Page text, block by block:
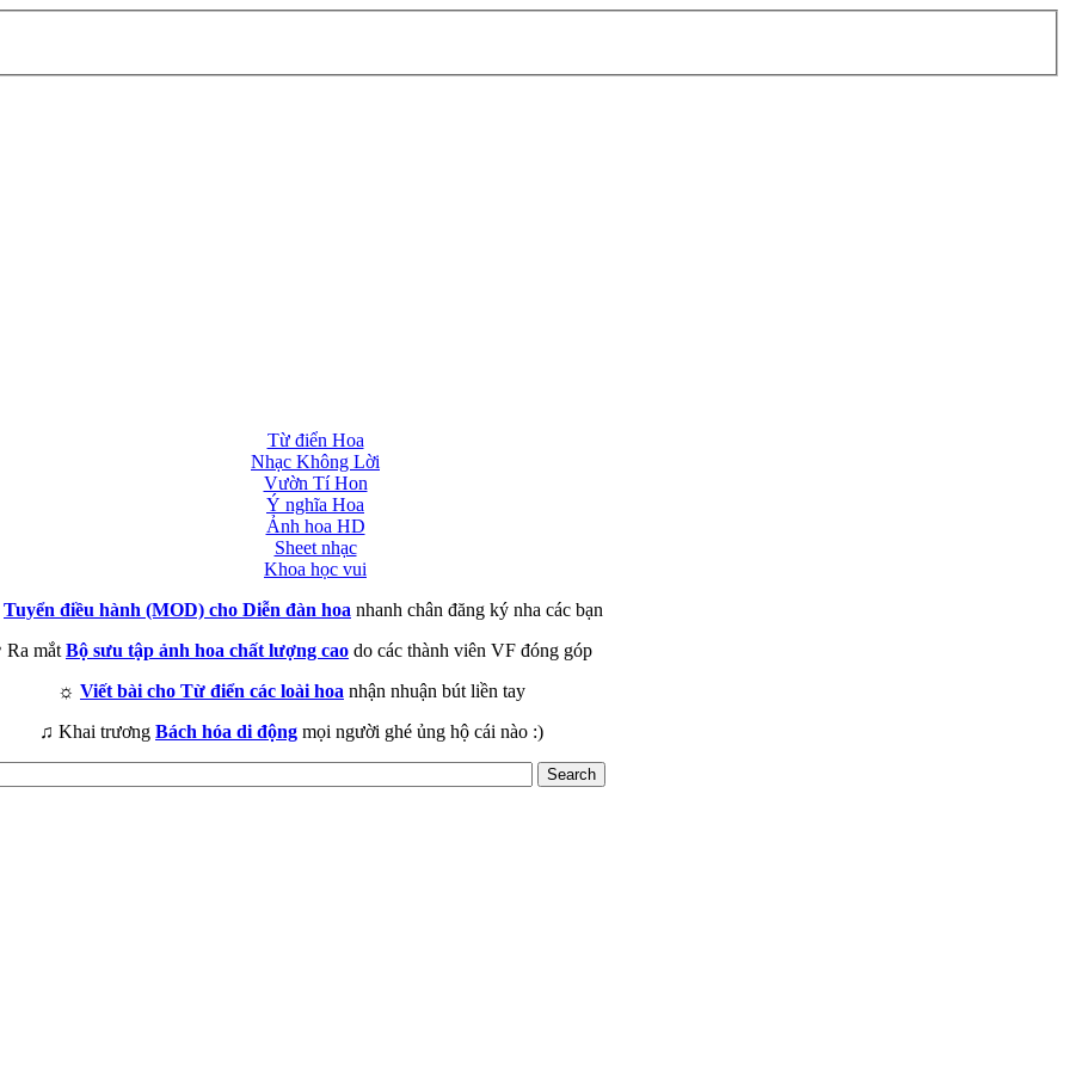
Từ điển Hoa
Nhạc Không Lời
Vườn Tí Hon
Ý nghĩa Hoa
Ảnh hoa HD
Sheet nhạc
Khoa học vui
Tuyển điều hành (MOD) cho Diễn đàn hoa nhanh chân đăng ký nha các bạn
Ra mắt Bộ sưu tập ảnh hoa chất lượng cao do các thành viên VF đóng góp
☼ Viết bài cho Từ điển các loài hoa nhận nhuận bút liền tay
♫ Khai trương Bách hóa di động mọi người ghé ủng hộ cái nào :)